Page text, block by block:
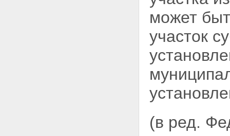
может
участок
(в ред.